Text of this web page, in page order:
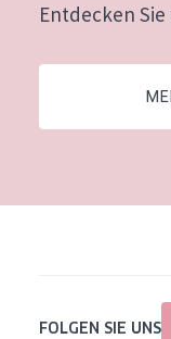
Der Sonne
Jedes alter
Reife Haut
Entdecken
FOLGEN SIE UNS